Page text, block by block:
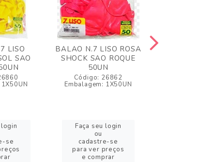
LISO
SAO
login
se
BALAO N.7 LISO ROSA
SHOCK SAO ROQUE
50UN
Código: 26862
Embalagem: 1X50UN
Faça seu login
ou
cadastre-se
para ver preços
e comprar